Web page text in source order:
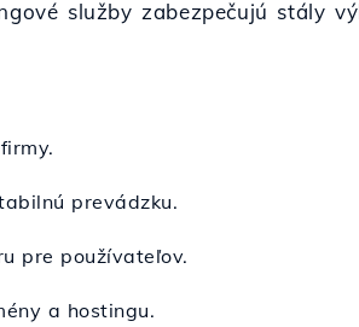
služby zabezpečujú stály
prevádzku.
pre používateľov.
a hostingu.